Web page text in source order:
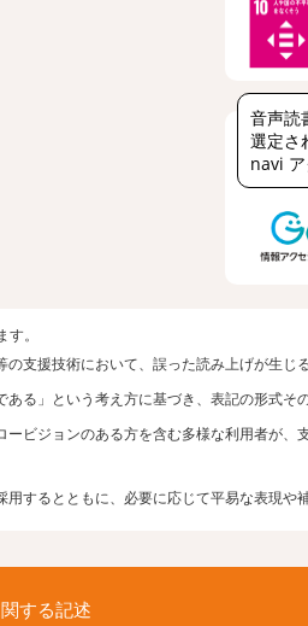
音声読
選定さ
navi ア
。
支援技術において、誤った読み上げが生じ
る」という考え方に基づき、表記の形式そ
ビジョンのある方を含む多様な利用者が
するとともに、必要に応じて平易な表現や
する記述